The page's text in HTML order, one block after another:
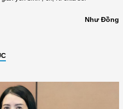
Như Đồng